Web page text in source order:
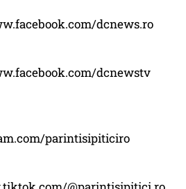
dcnews.ro
dcnewstv
parintisipiticiro